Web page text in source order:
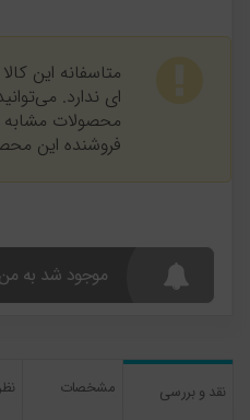
متاسفانه این
ای ندارد.
محصولات مشابه
فروشنده این
موجود شد به
نقد و بررسی مشخصات